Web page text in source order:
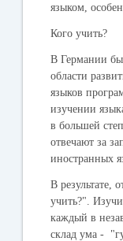
языком,
Кого учить?
В Германии
области
языков
изучении
в большей
отвечают за
иностранных
В результате,
учить?".
каждый в
склад ума -